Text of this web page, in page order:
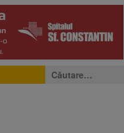
Caută
după: